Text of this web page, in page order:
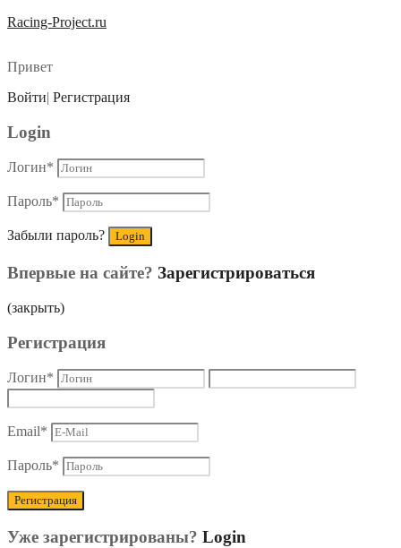
Racing-Project.ru
Привет
Войти| Регистрация
Login
Логин*
Пароль*
Забыли пароль?
Впервые на сайте? Зарегистрироваться
(закрыть)
Регистрация
Логин*
Email*
Пароль*
Уже зарегистрированы? Login